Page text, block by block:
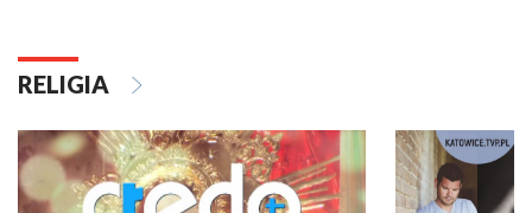
RELIGIA